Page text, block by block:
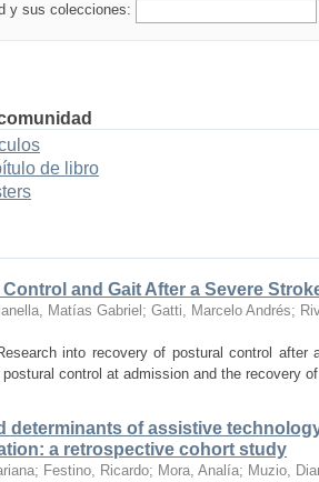
y sus colecciones:
de libro
and Gait After a Severe
Matías Gabriel ; Gatti, Marcelo Andrés;
into recovery of postural control
control at admission and the recovery
determinants of assistive
a retrospective cohort study
; Festino, Ricardo; Mora, Analía; Muzio,